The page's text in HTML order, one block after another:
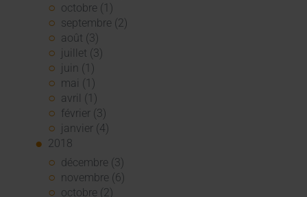
octobre (1)
septembre (2)
août (3)
juillet (3)
juin (1)
mai (1)
avril (1)
février (3)
janvier (4)
2018
décembre (3)
novembre (6)
octobre (2)